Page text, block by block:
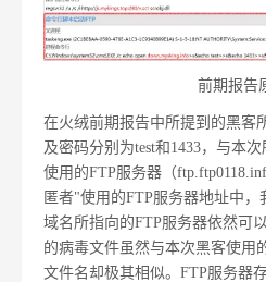
前期报告
在火绒前期报告中所提到的黑客
及密码分别为test和1433，与本
使用的FTP服务器（
匿者"使用的FTP服务器地址中，
域名所指向的FTP服务器依然可
的病毒文件虽然与本次黑客使用
文件名却极其相似。FTP服务器